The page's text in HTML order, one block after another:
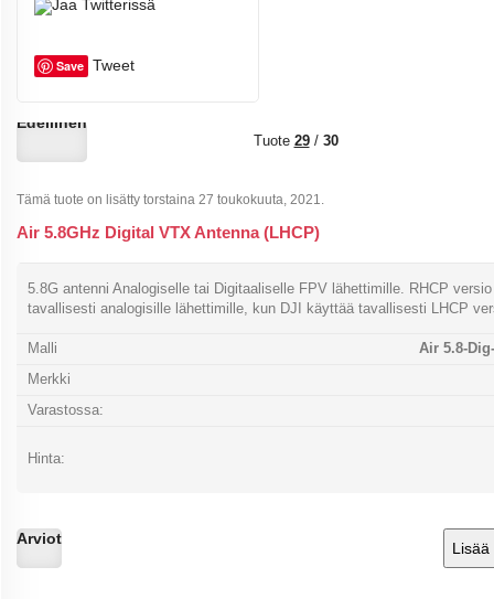
Save Tweet
Edellinen
Tuote 29/ 30
Tämä tuote on lisätty torstaina 27 toukokuuta, 2021.
Air 5.8GHz Digital VTX Antenna (LHCP)
5.8G antenni Analogiselle tai Digitaaliselle FPV lähettimille. RHCP
tavallisesti analogisille lähettimille, kun DJI käyttää tavallisesti LHCP
Malli
Air 5.8-
Merkki
Varastossa:
Hinta:
Lisää
Arviot